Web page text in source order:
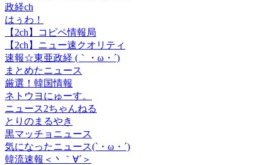
政経ch
はぅわ！
【2ch】コピペ情報局
【2ch】ニュー速クオリティ
速報☆東亜政経 (｀・ω・´)
まとめたニュース
厳選！韓国情報
ネトウヨにゅーす。
ニュース2ちゃんねる
とりのまるやき
黒マッチョニュース
気になったニュース(`・ω・´)
韓流速報＜丶｀∀´＞